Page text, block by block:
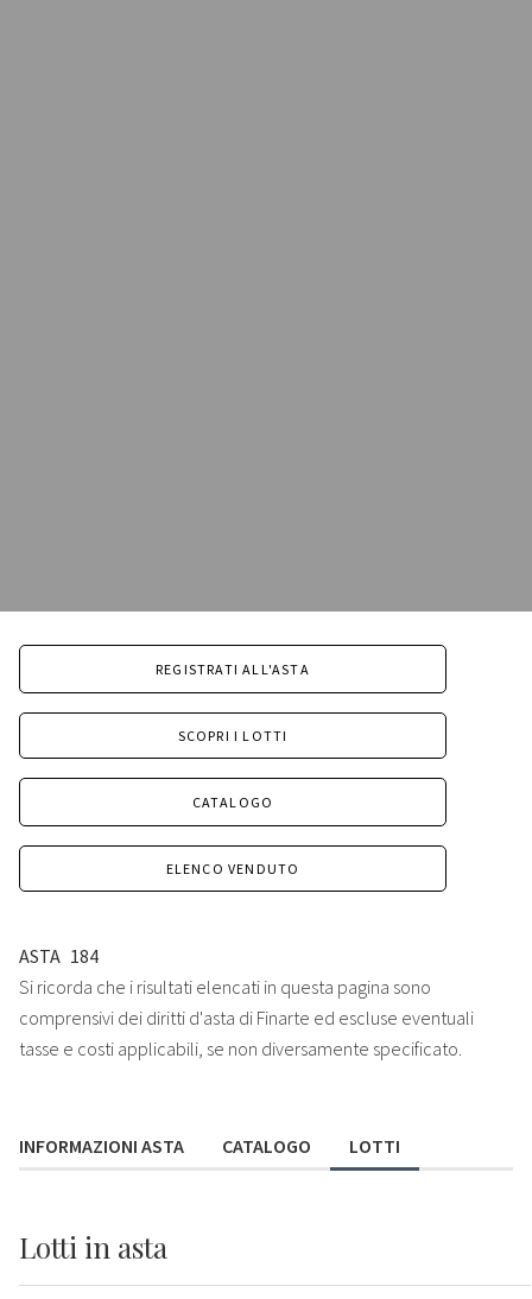
REGISTRATI ALL'ASTA
SCOPRI I LOTTI
CATALOGO
ELENCO VENDUTO
ASTA 184
Si ricorda che i risultati elencati in questa pagina sono
comprensivi dei diritti d'asta di Finarte ed escluse eventuali
tasse e costi applicabili, se non diversamente specificato.
INFORMAZIONI ASTA CATALOGO LOTTI
Lotti in asta